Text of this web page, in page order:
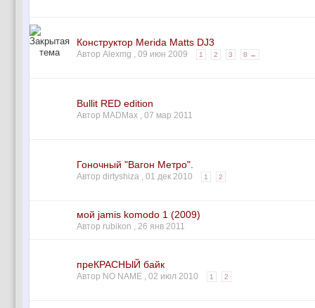
Конструктор Merida Matts DJ3
Автор Alexmg , 09 июн 2009 1 2 3 8 →
Bullit RED edition
Автор MADMax , 07 мар 2011
Гоночный "Вагон Метро".
Автор dirtyshiza , 01 дек 2010 1 2
мой jamis komodo 1 (2009)
Автор rubikon , 26 янв 2011
преКРАСНЫЙ байк
Автор NO NAME , 02 июл 2010 1 2